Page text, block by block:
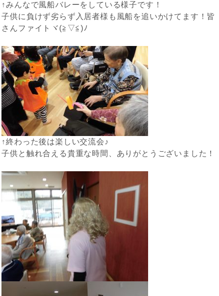
↑みんなで風船バレーをしている様子です！
子供に負けず劣らず入居者様も風船を追いかけてます！皆
さんファイトヾ(≧▽≦)ﾉ
↑終わった後は楽しい交流会♪
子供と触れ合える貴重な時間、ありがとうございました！